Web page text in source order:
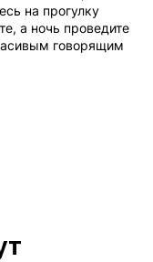
на прогулку
а ночь проведите
говорящим